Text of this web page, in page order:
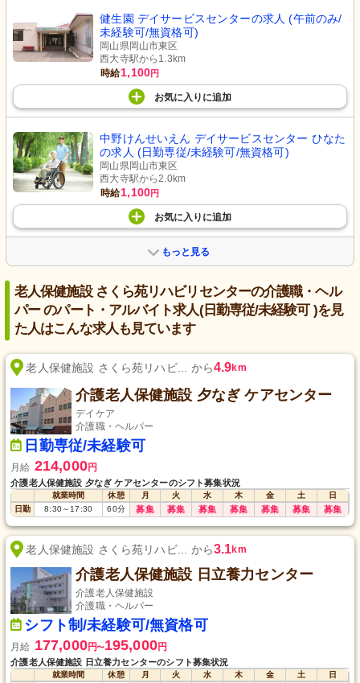
健生園 デイサービスセンターの求人 (午前のみ/
未経験可/無資格可)
岡山県岡山市東区
西大寺駅から1.3km
時給1,100円
お気に入り に追加
中野けんせいえん デイサービスセンター ひなた
の求人 (日勤専従/未経験可/無資格可)
岡山県岡山市東区
西大寺駅から2.0km
時給1,100円
お気に入り に追加
もっと見る
老人保健施設 さくら苑リハビリセンターの介護職・ヘル
パー のパート・アルバイト求人(日勤専従/未経験可 )を見
た人はこんな求人も見ています
老人保健施設 さくら苑リハビ... から4.9km
介護老人保健施設 夕なぎ ケアセンター
デイケア
介護職・ヘルパー
日勤専従/未経験可
月給 214,000円
介護老人保健施設 夕なぎ ケアセンターのシフト募集状況
就業時間 休憩 月 火 水 木 金 土
日
日勤
8:30～17:30 60分 募集 募集 募集 募集 募集 募集 募集
老人保健施設 さくら苑リハビ... から3.1km
介護老人保健施設 日立養力センター
介護老人保健施設
介護職・ヘルパー
シフト制/未経験可/無資格可
月給 177,000円〜195,000円
介護老人保健施設 日立養力センターのシフト募集状況
就業時間 休憩 月 火 水 木 金 土
日